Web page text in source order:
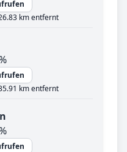
km entfernt
km entfernt